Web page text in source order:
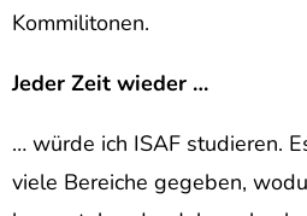
Kommilitonen.
Jeder Zeit wieder …
… würde ich ISAF studieren.
viele Bereiche gegeben,